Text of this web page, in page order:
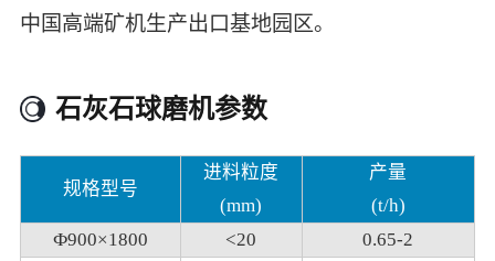
中国高端矿机生产出口基地园区。
石灰石球磨机参数
规格型号
进料粒度
(mm)
产量
(t/h)
Ф900×1800
<20
0.65-2